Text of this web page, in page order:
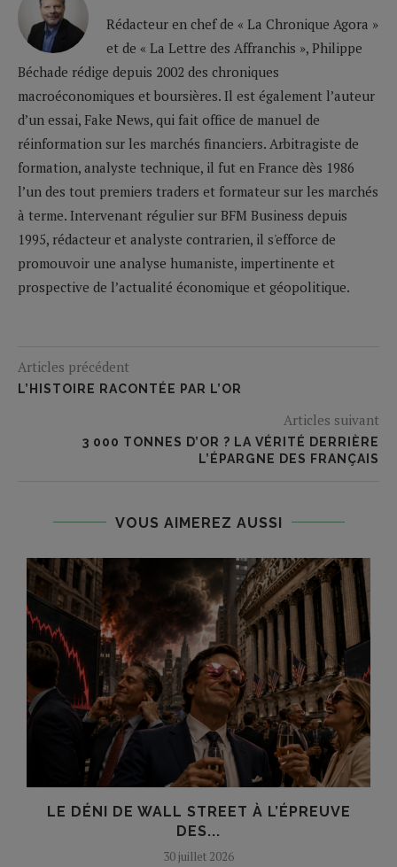
Rédacteur en chef de « La Chronique Agora »
et de « La Lettre des Affranchis », Philippe
Béchade rédige depuis 2002 des chroniques
macroéconomiques et boursières. Il est également l’auteur
d’un essai, Fake News, qui fait office de manuel de
réinformation sur les marchés financiers. Arbitragiste de
formation, analyste technique, il fut en France dès 1986
l’un des tout premiers traders et formateur sur les marchés
à terme. Intervenant régulier sur BFM Business depuis
1995, rédacteur et analyste contrarien, il s'efforce de
promouvoir une analyse humaniste, impertinente et
prospective de l’actualité économique et géopolitique.
Articles précédent
L’HISTOIRE RACONTÉE PAR L’OR
Articles suivant
3 000 TONNES D’OR ? LA VÉRITÉ DERRIÈRE
L’ÉPARGNE DES FRANÇAIS
VOUS AIMEREZ AUSSI
LE DÉNI DE WALL STREET À L’ÉPREUVE
DES...
30 juillet 2026